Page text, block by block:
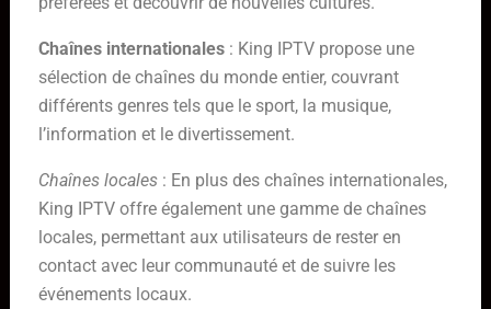
Chaînes internationales: King IPTV propose une
sélection de chaînes du monde entier, couvrant
différents genres tels que le sport, la musique,
l’information et le divertissement.
Chaînes locales: En plus des chaînes internationales,
King IPTV offre également une gamme de chaînes
locales, permettant aux utilisateurs de rester en
contact avec leur communauté et de suivre les
événements locaux.